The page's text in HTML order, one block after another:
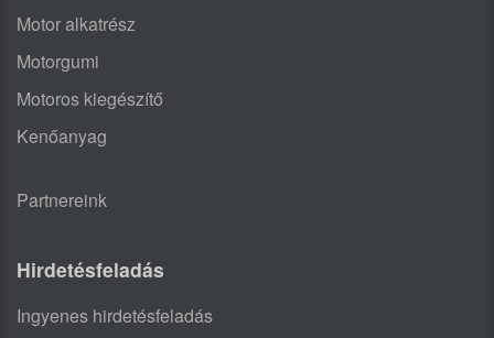
Motor alkatrész
Motorgumi
Motoros kiegészítő
Kenőanyag
Partnereink
Hirdetésfeladás
Ingyenes hirdetésfeladás